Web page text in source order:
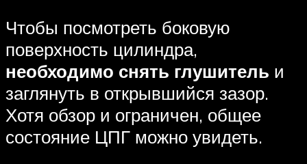
Чтобы посмотреть боковую
поверхность цилиндра,
необходимо снять глушитель и
заглянуть в открывшийся зазор.
Хотя обзор и ограничен, общее
состояние ЦПГ можно увидеть.